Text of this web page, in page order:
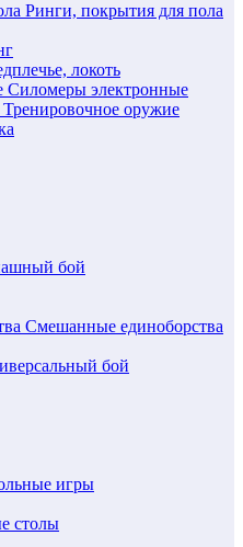
Ринги, покрытия для пола
локоть
Силомеры электронные
Тренировочное оружие
бой
Смешанные единоборства
бой
игры
столы